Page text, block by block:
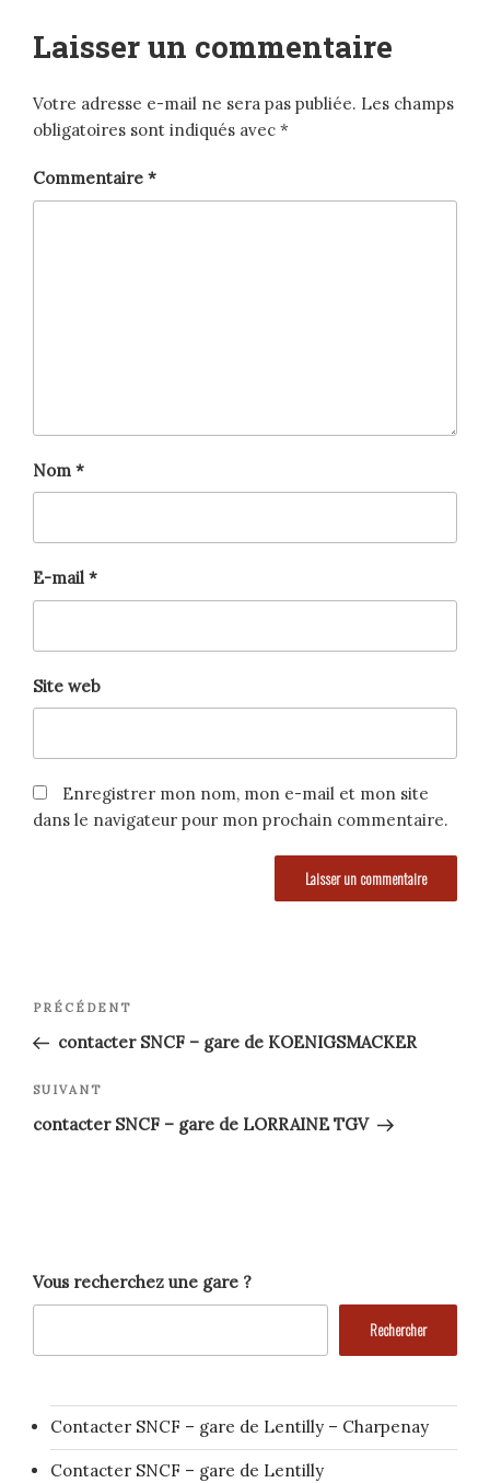
Laisser un commentaire
Votre adresse e-mail ne sera pas publiée. Les champs
obligatoires sont indiqués avec *
Commentaire *
Nom *
E-mail *
Site web
Enregistrer mon nom, mon e-mail et mon site
dans le navigateur pour mon prochain commentaire.
Navigation
de
l’article
Article
précédent
PRÉCÉDENT
contacter SNCF – gare de KOENIGSMACKER
Article
suivant
SUIVANT
contacter SNCF – gare de LORRAINE TGV
Vous recherchez une gare ?
Rechercher
Contacter SNCF – gare de Lentilly – Charpenay
Contacter SNCF – gare de Lentilly